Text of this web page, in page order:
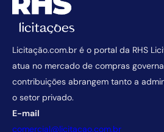
Licitação.com.br é o portal da RHS
atua no mercado de compras
contribuições abrangem tanto a
o setor privado.
E-mail
comercial@licitacao.com.br